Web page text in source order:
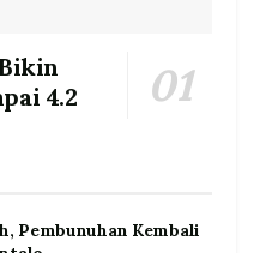
4.2
Pembunuhan Kembali